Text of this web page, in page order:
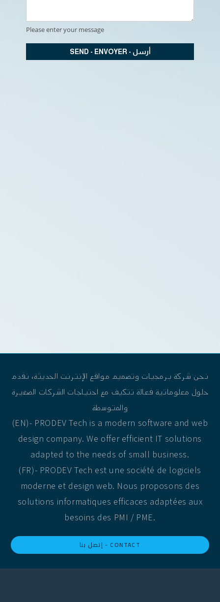
Please enter your message
SEND - ENVOYER - أرسل
نحن شركة برمجيات وتصميم مواقع الإنترنت الحديثة، نقدم
حلول معلوماتية فعالة تتكيف مع احتياجات الشركات الصغيرة
والمتوسطة
(EN)- PRODEV Tech is a modern software and web
design company. We offer efficient IT solutions
adapted to the needs of small business.
(FR)- PRODEV Tech est une société de logiciels
moderne et design web. Nous proposons des
solutions informatiques efficaces adaptées aux
besoins des PMI / PME.
إتصل بنا - CONTACT